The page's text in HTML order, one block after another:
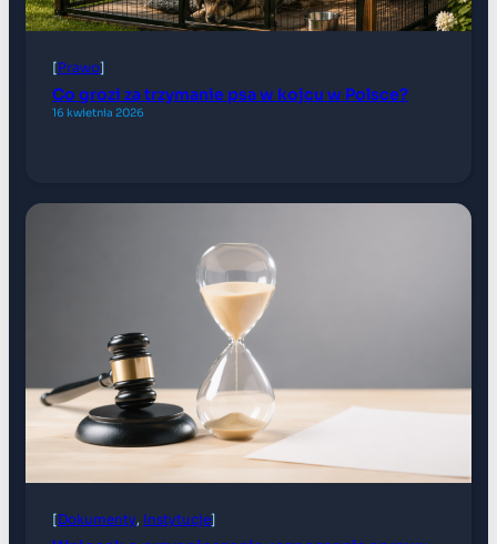
[Prawo]
Co grozi za trzymanie psa w kojcu w Polsce?
16 kwietnia 2026
[Dokumenty, Instytucje]